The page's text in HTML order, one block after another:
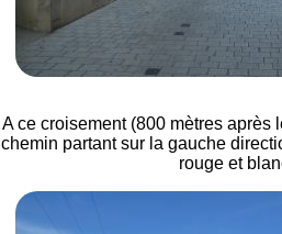
A ce croisement (800 mètres après
chemin partant sur la gauche
rouge et